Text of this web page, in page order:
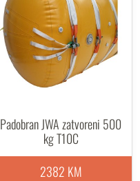
Padobran JWA zatvoreni 500
kg T10C
2382 KM